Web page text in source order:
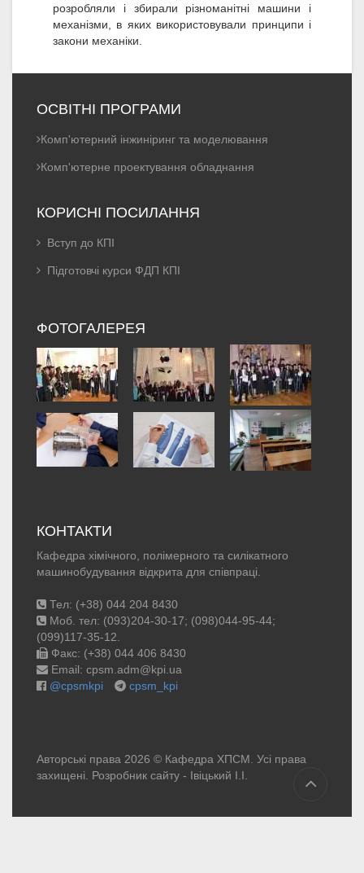
розробляли і збирали різноманітні машини і
механізми, в яких використовували принципи і
закони механіки.
ОСВІТНІ ПРОГРАМИ
Комп'ютерний інжиніринг та моделювання
Комп'ютерне проектування обладнання
КОРИСНІ ПОСИЛАННЯ
Вступ до КПІ
Підготовчі курси ФДП КПІ
ФОТОГАЛЕРЕЯ
КОНТАКТИ
Кафедра хімічного, полімерного та силікатного
машинобудування відкрита для співпраці.
Тел: (+38) 044 204 8430
Моб. тел: (093)204-30-17; (098)044-95-44;
(099)117-35-12.
Факс: (+38) 044 406 8430
Email: cpsm.adm@kpi.ua
@cpsmkpi
cpsm_kpi
Авторські права 2026 © Кафедра ХПСМ. Усі права
захищені. Розробник сайту - Івіцький І.І.